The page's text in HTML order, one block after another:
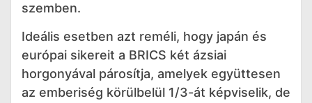
szemben.
Ideális esetben azt reméli, hogy japán és
európai sikereit a BRICS két ázsiai
horgonyával párosítja, amelyek együttesen
az emberiség körülbelül 1/3-át képviselik, de